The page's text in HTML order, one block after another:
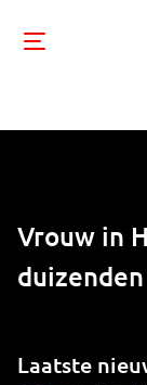
Vrouw in
Laatste